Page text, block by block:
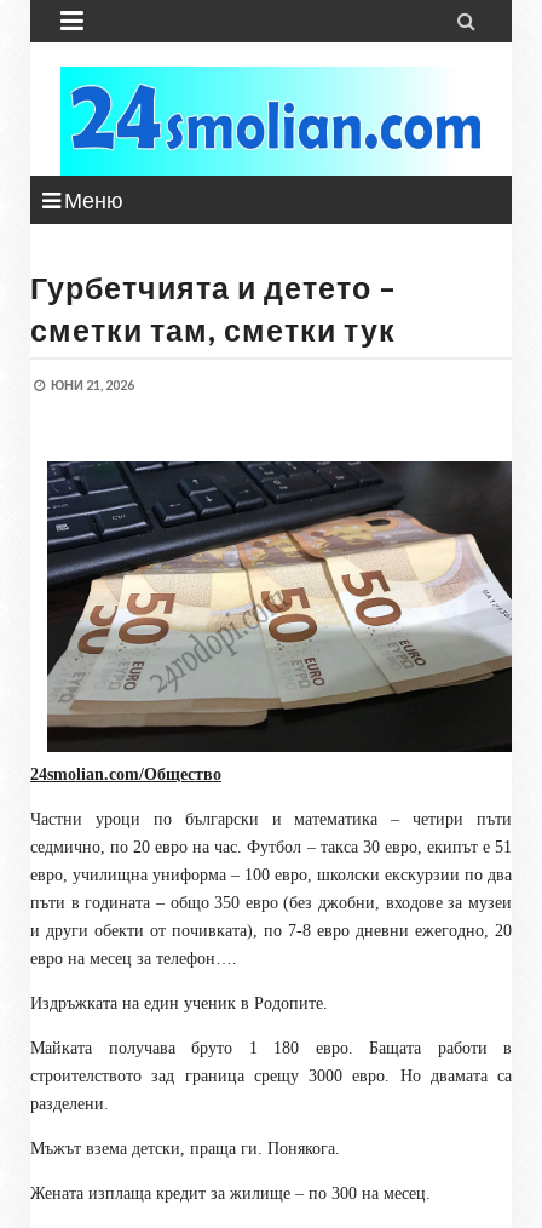
 
Меню
Гурбетчията и детето –
сметки там, сметки тук
ЮНИ 21, 2026
24smolian.com/Общество
Частни уроци по български и математика – четири пъти
седмично, по 20 евро на час. Футбол – такса 30 евро, екипът е 51
евро, училищна униформа – 100 евро, школски екскурзии по два
пъти в годината – общо 350 евро (без джобни, входове за музеи
и други обекти от почивката), по 7-8 евро дневни ежегодно, 20
евро на месец за телефон….
Издръжката на един ученик в Родопите.
Майката получава бруто 1 180 евро. Бащата работи в
строителството зад граница срещу 3000 евро. Но двамата са
разделени.
Мъжът взема детски, праща ги. Понякога.
Жената изплаща кредит за жилище – по 300 на месец.